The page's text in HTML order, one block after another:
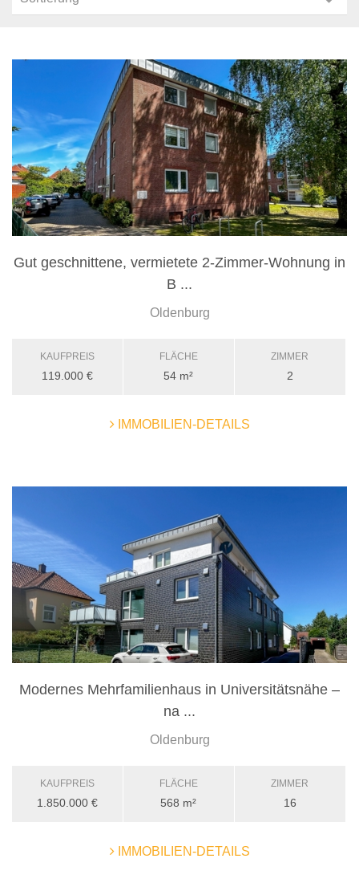
Gut geschnittene, vermietete 2-Zimmer-Wohnung in
B ...
Oldenburg
KAUFPREIS
119.000 €
FLÄCHE
54 m²
ZIMMER
2
IMMOBILIEN-DETAILS
Modernes Mehrfamilienhaus in Universitätsnähe –
na ...
Oldenburg
KAUFPREIS
1.850.000 €
FLÄCHE
568 m²
ZIMMER
16
IMMOBILIEN-DETAILS